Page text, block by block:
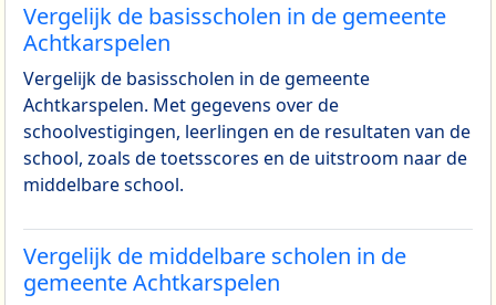
Vergelijk de basisscholen in de gemeente
Achtkarspelen
Vergelijk de basisscholen in de gemeente
Achtkarspelen. Met gegevens over de
schoolvestigingen, leerlingen en de resultaten van de
school, zoals de toetsscores en de uitstroom naar de
middelbare school.
Vergelijk de middelbare scholen in de
gemeente Achtkarspelen